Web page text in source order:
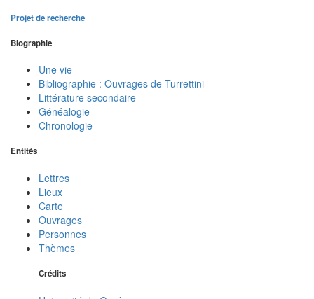
Projet de recherche
Biographie
Une vie
Bibliographie : Ouvrages de Turrettini
Littérature secondaire
Généalogie
Chronologie
Entités
Lettres
Lieux
Carte
Ouvrages
Personnes
Thèmes
Crédits